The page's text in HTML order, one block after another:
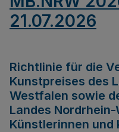
21.07.2026
Richtlinie für die
Kunstpreises des
Westfalen sowie
Landes
Künstlerinnen und